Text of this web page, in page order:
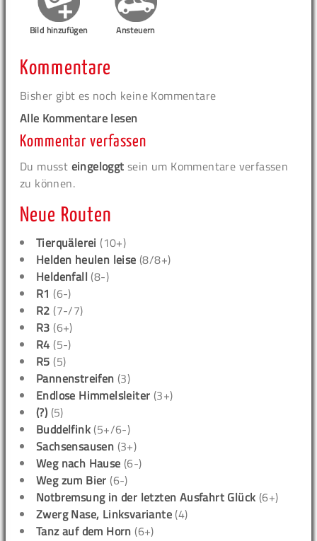
Bild hinzufügen Ansteuern
Kommentare
Bisher gibt es noch keine Kommentare
Alle Kommentare lesen
Kommentar verfassen
Du musst eingeloggt sein um Kommentare verfassen
zu können.
Neue Routen
Tierquälerei (10+)
Helden heulen leise (8/8+)
Heldenfall (8-)
R1 (6-)
R2 (7-/7)
R3 (6+)
R4 (5-)
R5 (5)
Pannenstreifen (3)
Endlose Himmelsleiter (3+)
(?) (5)
Buddelfink (5+/6-)
Sachsensausen (3+)
Weg nach Hause (6-)
Weg zum Bier (6-)
Notbremsung in der letzten Ausfahrt Glück (6+)
Zwerg Nase, Linksvariante (4)
Tanz auf dem Horn (6+)